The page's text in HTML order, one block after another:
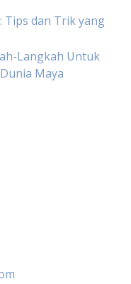
Tips dan Trik yang
Langkah Untuk
Maya